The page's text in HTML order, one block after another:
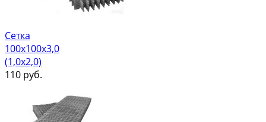
Сетка
100х100х3,0
(1,0х2,0)
110 руб.